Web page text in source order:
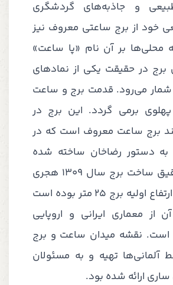
و جاذبه‌های گردشگری
خود از برج ساعتی معروف نیز
محلی‌ها بر آن نام «پا ساعت»
برج در حقیقت یکی از نمادهای
می‌رود. قدمت برج و ساعت
برمی گردد. این برج در
برج ساعت معروف است که در
دستور رضاخان ساخته شده
است. تاریخ دقیق ساخت برج سال 1309 هجری
شمسی است. ارتفاع اولیه برج 25 متر بوده است
معماری ایرانی و اروپایی
است. نقشه میدان ساعت و برج
آلمانی‌ها تهیه و به مسئولان
ارائه شده بود.